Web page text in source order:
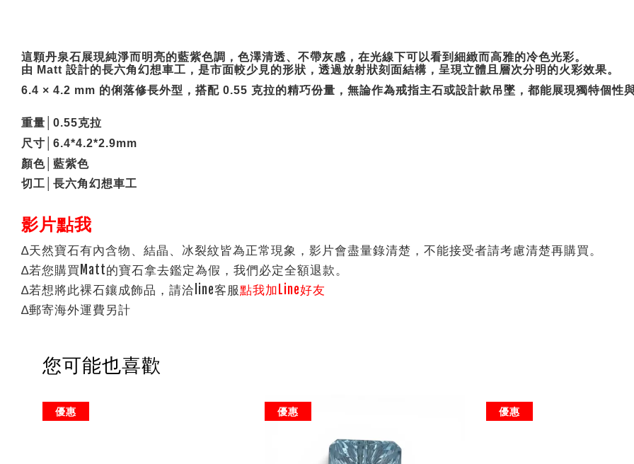
這顆丹泉石展現純淨而明亮的藍紫色調，色澤清透、不帶灰感，在光線下可以看到細緻而高雅的冷色光彩。
由 Matt 設計的長六角幻想車工，是市面較少見的形狀，透過放射狀刻面結構，呈現立體且層次分明的火彩效果。
6.4 × 4.2 mm 的俐落修長外型，搭配 0.55 克拉的精巧份量，無論作為戒指主石或設計款吊墜，都能展現獨特個性
重量 │0.55克拉
尺寸 │6.4*4.2*2.9mm
顏色
藍紫色
切工
長六角幻想車工
影片點我
∆天然寶石有內含物、結晶、冰裂紋皆為正常現象，影片會盡量錄清楚，不能接受者請考慮清楚再購買。
∆若您購買Matt的寶石拿去鑑定為假，我們必定全額退款。
∆若想將此裸石鑲成飾品，請洽line客服點我加Line好友
∆郵寄海外運費另計
您可能也喜歡
優惠 優惠 優惠